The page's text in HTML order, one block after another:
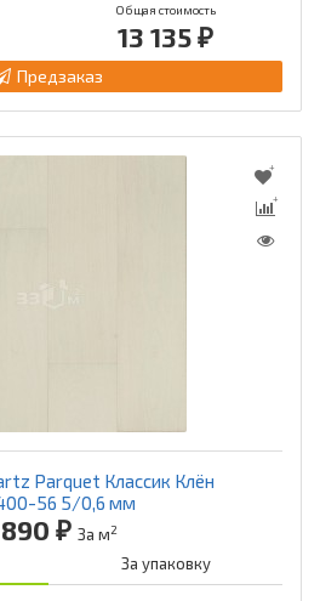
Общая стоимость
13 135 ₽
Предзаказ
Parquet Классик Клён
56 5/0,6 мм
₽ За м2
За упаковку